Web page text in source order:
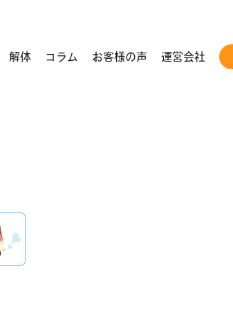
解体 コラム お客様の声 運営会社